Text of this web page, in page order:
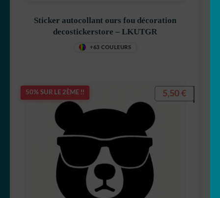
Sticker autocollant ours fou décoration
decostickerstore – LKUTGR
+63 COULEURS
50% SUR LE 2ÈME !! 5,50 €